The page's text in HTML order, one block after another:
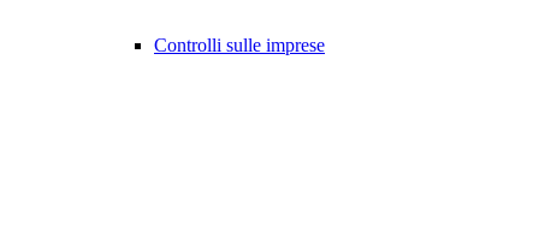
Controlli sulle imprese